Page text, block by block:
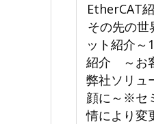
EtherCAT
その先の
ット紹介～
紹介 ～お
弊社ソリュ
顔に～※セ
情により変